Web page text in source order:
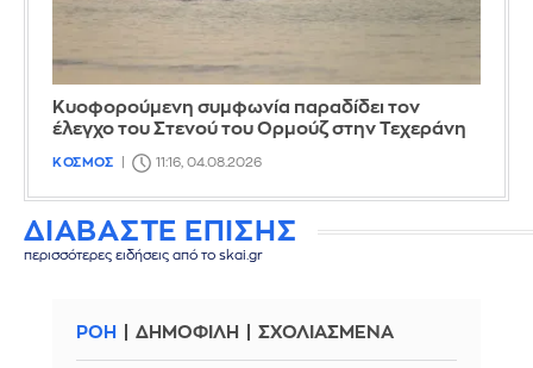
Κυοφορούμενη συμφωνία παραδίδει τον
έλεγχο του Στενού του Ορμούζ στην Τεχεράνη
ΚΟΣΜΟΣ 11:16, 04.08.2026
ΔΙΑΒΑΣΤΕ ΕΠΙΣΗΣ
περισσότερες ειδήσεις από το skai.gr
ΡΟΗ ΔΗΜΟΦΙΛΗ ΣΧΟΛΙΑΣΜΕΝΑ